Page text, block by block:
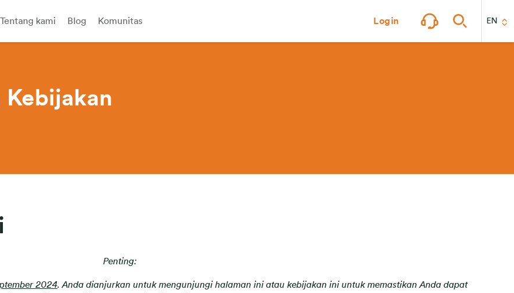
Tentang kami Blog Komunitas Login EN
Kebijakan
Penting:
2024. Anda dianjurkan untuk mengunjungi halaman ini atau kebijakan ini untuk memastikan Anda dapat